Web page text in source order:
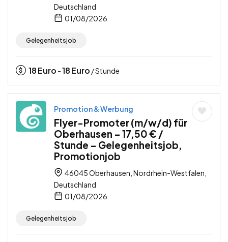
Deutschland
01/08/2026
Gelegenheitsjob
18Euro -18Euro / Stunde
Promotion & Werbung
Flyer-Promoter (m/w/d) für
Oberhausen – 17,50 € /
Stunde – Gelegenheitsjob,
Promotionjob
46045 Oberhausen, Nordrhein-Westfalen,
Deutschland
01/08/2026
Gelegenheitsjob